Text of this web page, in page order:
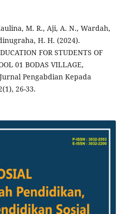
M. R., Aji, A. N., Wardah,
H. H. (2024).
FOR STUDENTS OF
01 BODAS VILLAGE,
Pengabdian Kepada
26-33.